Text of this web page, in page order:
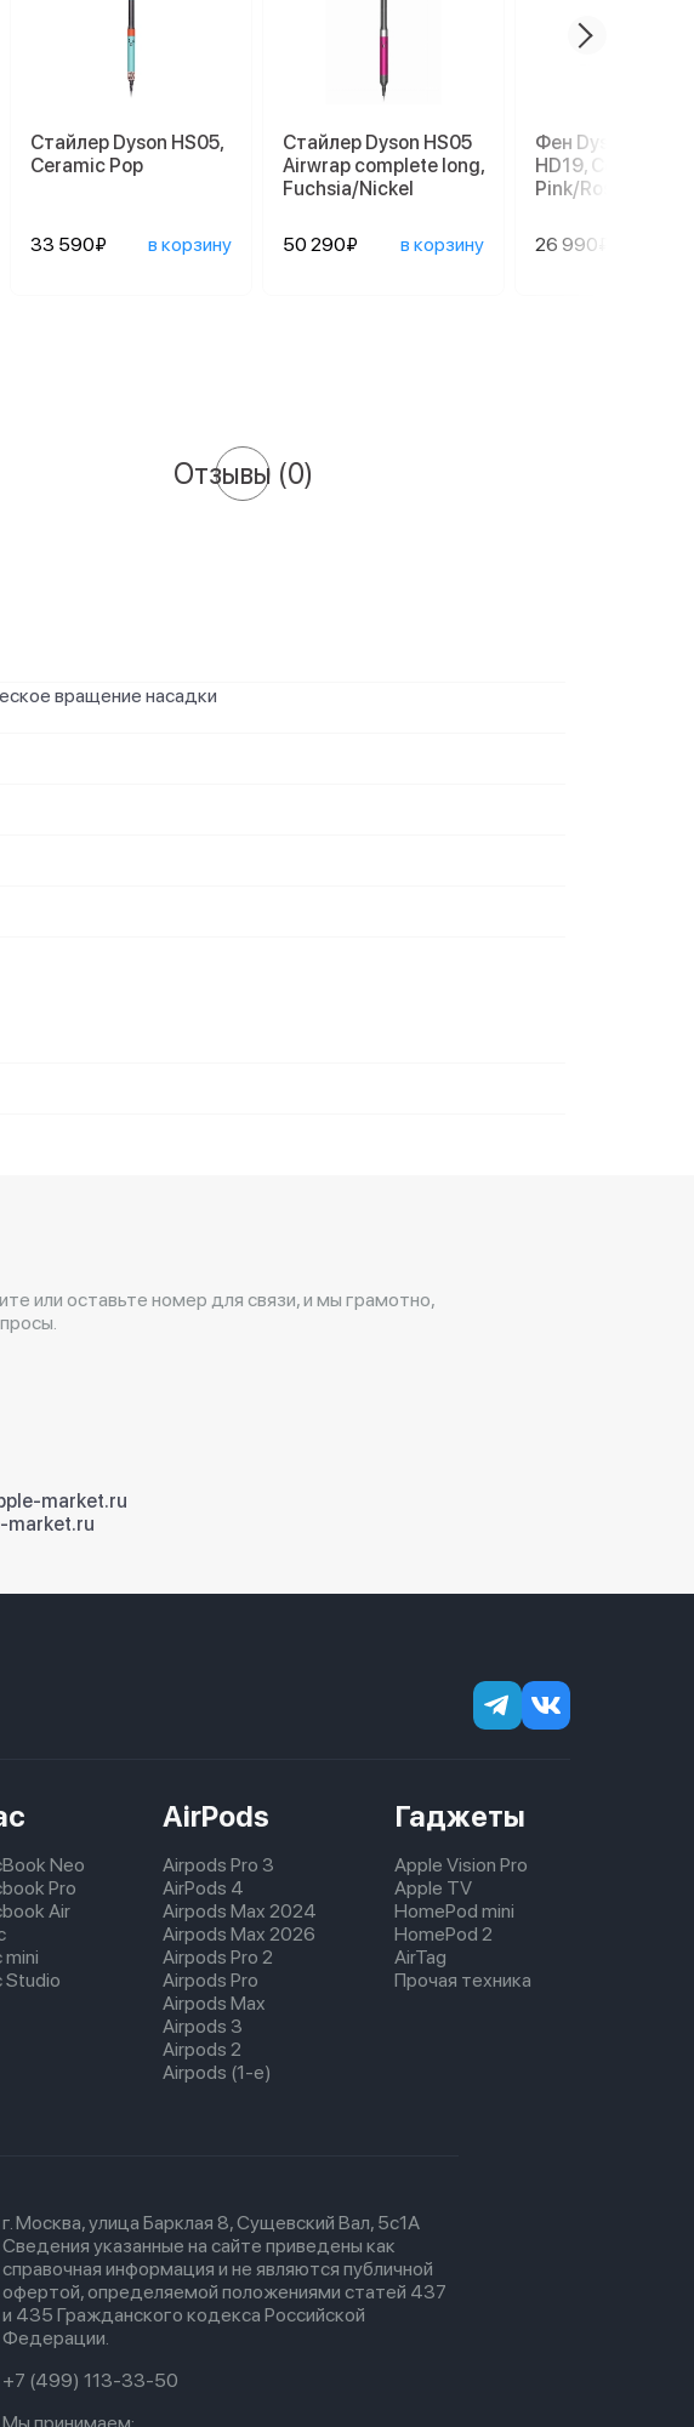
Стайлер Dyson HS05,
Ceramic Pop
33 590₽ в корзину
Стайлер Dyson HS05
Airwrap complete long,
Fuchsia/Nickel
50 290₽ в корзину
Фен Dyson
HD19, Ceramic
Pink/Rose Gold
26 990₽
Отзывы (0)
вращение насадки
или оставьте номер для связи, и мы грамотно,
market.ru
market.ru
Neo
Pro
Air
mini
Studio
AirPods
Airpods Pro 3
AirPods 4
Airpods Max 2024
Airpods Max 2026
Airpods Pro 2
Airpods Pro
Airpods Max
Airpods 3
Airpods 2
Airpods (1-е)
Гаджеты
Apple Vision Pro
Apple TV
HomePod mini
HomePod 2
AirTag
Прочая техника
г. Москва, улица Барклая 8, Сущевский Вал, 5с1А
Сведения указанные на сайте приведены как
справочная информация и не являются публичной
офертой, определяемой положениями статей 437
и 435 Гражданского кодекса Российской
Федерации.
+7 (499) 113-33-50